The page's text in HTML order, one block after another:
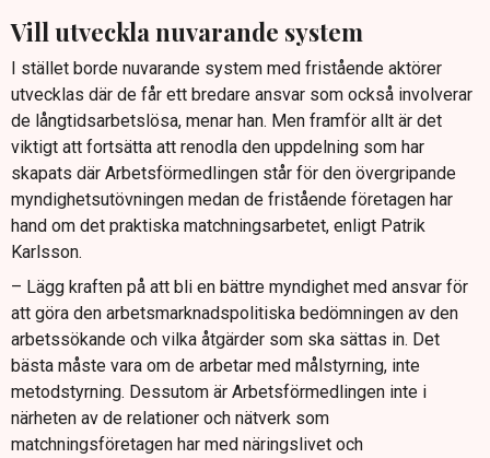
Vill utveckla nuvarande system
I stället borde nuvarande system med fristående aktörer
utvecklas där de får ett bredare ansvar som också involverar
de långtidsarbetslösa, menar han. Men framför allt är det
viktigt att fortsätta att renodla den uppdelning som har
skapats där Arbetsförmedlingen står för den övergripande
myndighetsutövningen medan de fristående företagen har
hand om det praktiska matchningsarbetet, enligt Patrik
Karlsson.
– Lägg kraften på att bli en bättre myndighet med ansvar för
att göra den arbetsmarknadspolitiska bedömningen av den
arbetssökande och vilka åtgärder som ska sättas in. Det
bästa måste vara om de arbetar med målstyrning, inte
metodstyrning. Dessutom är Arbetsförmedlingen inte i
närheten av de relationer och nätverk som
matchningsföretagen har med näringslivet och